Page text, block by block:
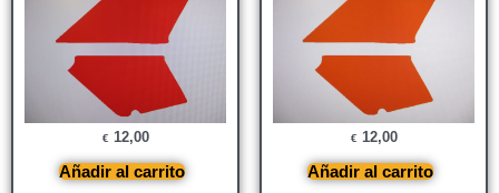
€ 12,00
Añadir al carrito
€ 12,00
Añadir al carrito